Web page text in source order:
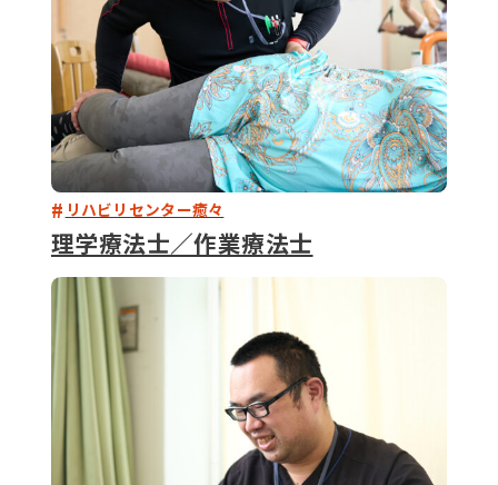
リハビリセンター癒々
理学療法士／作業療法士